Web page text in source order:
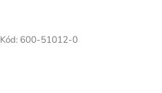
Kód: 600-51012-0